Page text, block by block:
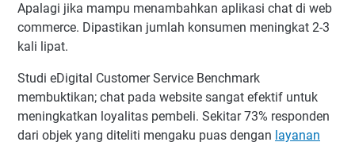
Apalagi jika mampu menambahkan aplikasi chat di web
commerce. Dipastikan jumlah konsumen meningkat 2-3
kali lipat.
Studi eDigital Customer Service Benchmark
membuktikan; chat pada website sangat efektif untuk
meningkatkan loyalitas pembeli. Sekitar 73% responden
dari objek yang diteliti mengaku puas dengan layanan